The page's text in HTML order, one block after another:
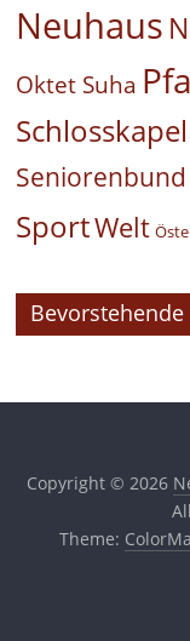
Neuhaus
Oktet Suha
Seniorenbund
SportWelt
Copyright © 2026
Theme: